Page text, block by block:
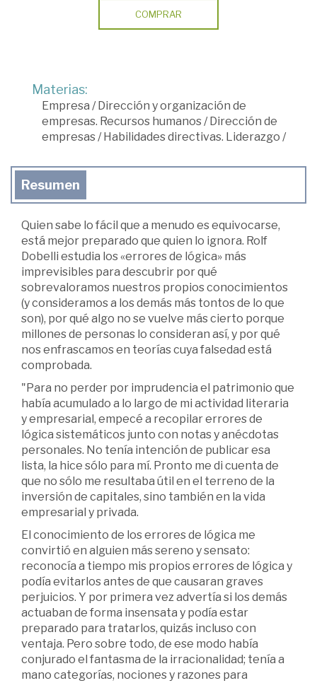
COMPRAR
Materias:
Empresa /Dirección y organización de
empresas. Recursos humanos/Dirección de
empresas/Habilidades directivas. Liderazgo /
Resumen
Quien sabe lo fácil que a menudo es equivocarse,
está mejor preparado que quien lo ignora. Rolf
Dobelli estudia los «errores de lógica» más
imprevisibles para descubrir por qué
sobrevaloramos nuestros propios conocimientos
(y consideramos a los demás más tontos de lo que
son), por qué algo no se vuelve más cierto porque
millones de personas lo consideran así, y por qué
nos enfrascamos en teorías cuya falsedad está
comprobada.
"Para no perder por imprudencia el patrimonio que
había acumulado a lo largo de mi actividad literaria
y empresarial, empecé a recopilar errores de
lógica sistemáticos junto con notas y anécdotas
personales. No tenía intención de publicar esa
lista, la hice sólo para mí. Pronto me di cuenta de
que no sólo me resultaba útil en el terreno de la
inversión de capitales, sino también en la vida
empresarial y privada.
El conocimiento de los errores de lógica me
convirtió en alguien más sereno y sensato:
reconocía a tiempo mis propios errores de lógica y
podía evitarlos antes de que causaran graves
perjuicios. Y por primera vez advertía si los demás
actuaban de forma insensata y podía estar
preparado para tratarlos, quizás incluso con
ventaja. Pero sobre todo, de ese modo había
conjurado el fantasma de la irracionalidad; tenía a
mano categorías, nociones y razones para